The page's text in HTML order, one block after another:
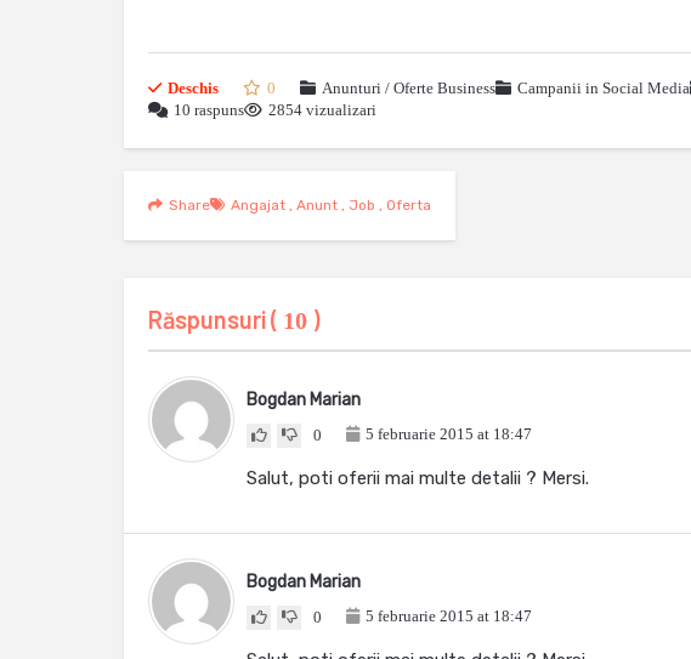
Deschis 0 Anunturi / Oferte Business Campanii in Social Media
10 raspuns
2854 vizualizari
Angajat , Anunt , Job , Oferta
Share
Răspunsuri ( 10 )
Bogdan Marian
0 5 februarie 2015 at 18:47
Salut, poti oferii mai multe detalii ? Mersi.
Bogdan Marian
0 5 februarie 2015 at 18:47